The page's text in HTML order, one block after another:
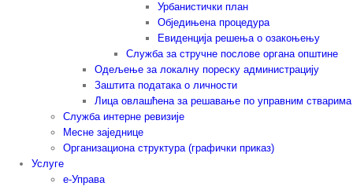
Урбанистички план
Обједињена процедура
Евиденција решења о озакоњењу
Служба за стручне послове органа општине
Одељење за локалну пореску администрацију
Заштита података о личности
Лица овлашћена за решавање по управним стварима
Служба интерне ревизије
Месне заједнице
Организациона структура (графички приказ)
Услуге
е-Управа